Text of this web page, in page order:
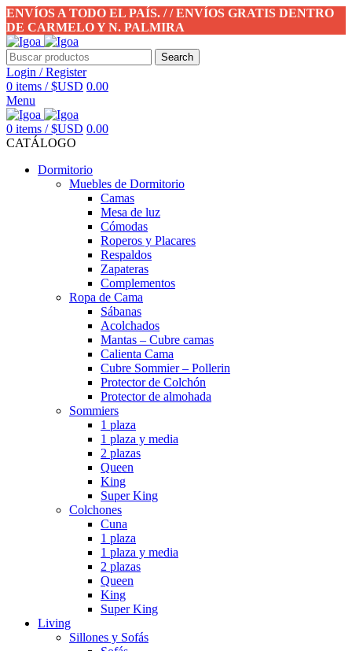
ENVÍOS A TODO EL PAÍS. / / ENVÍOS GRATIS DENTRO
DE CARMELO Y N. PALMIRA
Search
Login / Register
0 items / $USD 0.00
Menu
0 items / $USD 0.00
CATÁLOGO
Dormitorio
Muebles de Dormitorio
Camas
Mesa de luz
Cómodas
Roperos y Placares
Respaldos
Zapateras
Complementos
Ropa de Cama
Sábanas
Acolchados
Mantas – Cubre camas
Calienta Cama
Cubre Sommier – Pollerin
Protector de Colchón
Protector de almohada
Sommiers
1 plaza
1 plaza y media
2 plazas
Queen
King
Super King
Colchones
Cuna
1 plaza
1 plaza y media
2 plazas
Queen
King
Super King
Living
Sillones y Sofás